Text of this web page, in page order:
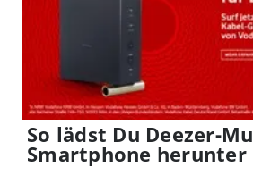
So lädst Du Deezer-
Smartphone herunter